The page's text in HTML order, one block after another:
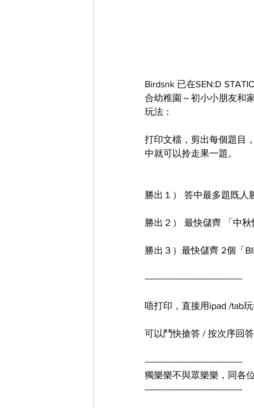
Birdsnk 已在SEN:D
合幼稚園～初小小朋友和
玩法：
打印文檔，剪出每個題目
中就可以拎走果一題。
勝出１） 答中最多題既人
勝出２） 最快儲齊 「中秋
勝出３）最快儲齊 2個「
--------------------------------------
唔打印，直接用ipad /tab
可以鬥快搶答 / 按次序回
--------------------------------------
獨樂樂不與眾樂樂，同各
--------------------------------------